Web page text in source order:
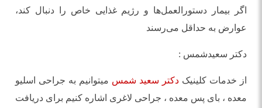
اگر بیمار دستورالعمل‌ها و رژیم غذایی خاص را دنبال کند،
عوارض به حداقل می‌رسند
دکتر سعیدشمس :
از خدمات کلینیک دکتر سعید شمس میتوانیم به جراحی اسلیو
معده ، بای پس معده ، جراحی لاغری اشاره کنیم برای دریافت